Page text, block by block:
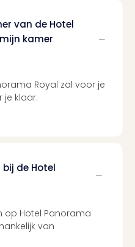
van de Hotel
kamer
Royal zal voor je
je klaar.
de Hotel
op Hotel Panorama
van